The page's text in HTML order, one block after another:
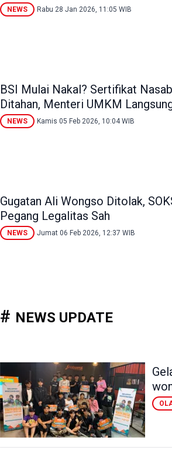
NEWS Rabu 28 Jan 2026, 11:05 WIB
BSI Mulai Nakal? Sertifikat
Ditahan, Menteri UMKM
NEWS Kamis 05 Feb 2026, 10:04 WIB
Gugatan Ali Wongso Ditolak,
Pegang Legalitas Sah
NEWS Jumat 06 Feb 2026, 12:37 WIB
NEWS UPDATE